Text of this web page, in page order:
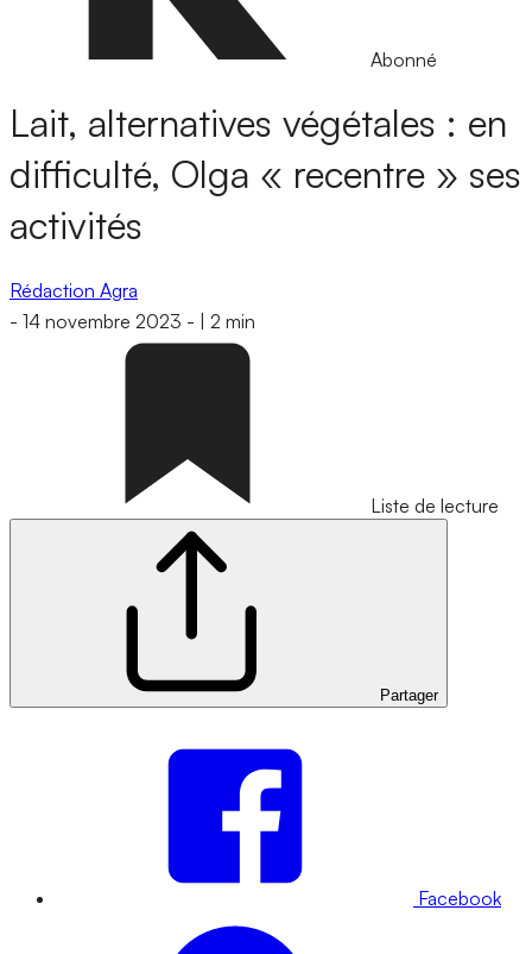
Abonné
Lait, alternatives végétales : en
difficulté, Olga « recentre » ses
activités
Rédaction Agra
- 14 novembre 2023 - 2 min
Liste de lecture
Partager
Facebook